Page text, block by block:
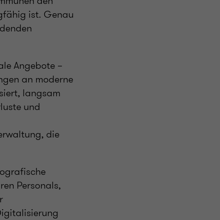
ist. Genau
Angebote –
an moderne
langsam
und
die
Personals,